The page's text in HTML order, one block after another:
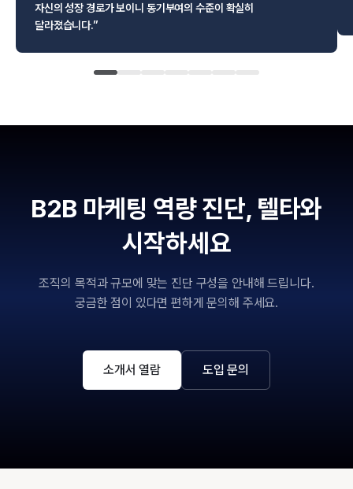
자신의 성장 경로가 보이니 동기부여의 수준이 확실히
달라졌습니다.”
B2B 마케팅 역량 진단, 텔타와
시작하세요
조직의 목적과 규모에 맞는 진단 구성을 안내해 드립니다.
궁금한 점이 있다면 편하게 문의해 주세요.
소개서 열람 도입 문의